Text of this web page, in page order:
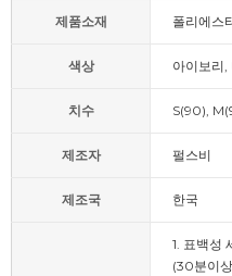
제품소재 폴리에스
색상 아이보리,
치수 S(90),
제조자 펄스비
제조국 한국
1. 표백성
(30분이